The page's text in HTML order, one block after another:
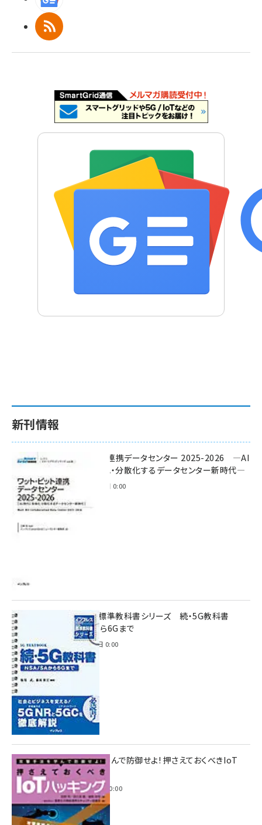
RSS
新刊情報
ワット・ビット連携データセンター 2025-2026 ―AI
時代に多様化・分散化するデータセンター新時代―
2025年11月28日 0:00
インプレス標準教科書シリーズ 続・5G教科書
NSA/SAから6Gまで
2023年4月3日 0:00
攻撃手法を学んで防御せよ! 押さえておくべきIoT
ハッキング
2022年6月14日 0:00